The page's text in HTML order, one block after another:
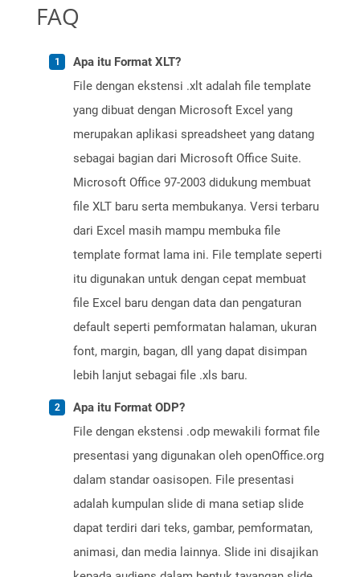
FAQ
Apa itu Format XLT?
File dengan ekstensi .xlt adalah file template
yang dibuat dengan Microsoft Excel yang
merupakan aplikasi spreadsheet yang datang
sebagai bagian dari Microsoft Office Suite.
Microsoft Office 97-2003 didukung membuat
file XLT baru serta membukanya. Versi terbaru
dari Excel masih mampu membuka file
template format lama ini. File template seperti
itu digunakan untuk dengan cepat membuat
file Excel baru dengan data dan pengaturan
default seperti pemformatan halaman, ukuran
font, margin, bagan, dll yang dapat disimpan
lebih lanjut sebagai file .xls baru.
Apa itu Format ODP?
File dengan ekstensi .odp mewakili format file
presentasi yang digunakan oleh openOffice.org
dalam standar oasisopen. File presentasi
adalah kumpulan slide di mana setiap slide
dapat terdiri dari teks, gambar, pemformatan,
animasi, dan media lainnya. Slide ini disajikan